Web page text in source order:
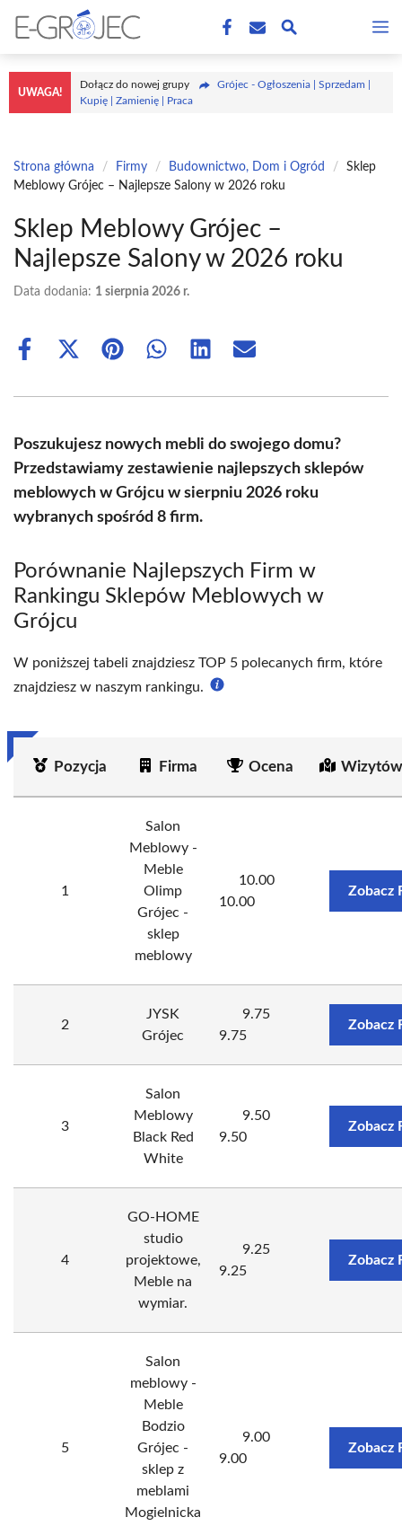
treści
UWAGA!
Dołącz do nowej grupy
Grójec - Ogłoszenia | Sprzedam |
Kupię | Zamienię | Praca
Strona główna / Firmy / Budownictwo, Dom i Ogród /
Sklep
Meblowy Grójec – Najlepsze Salony w 2026 roku
Sklep Meblowy Grójec –
Najlepsze Salony w 2026 roku
Data dodania: 1 sierpnia 2026 r.
Share
Share
(Twitter)
Share Share Share Share
Poszukujesz nowych mebli do swojego domu?
Przedstawiamy zestawienie najlepszych sklepów
meblowych w Grójcu w sierpniu 2026 roku
wybranych spośród 8 firm.
Porównanie Najlepszych Firm w
Rankingu Sklepów Meblowych w
Grójcu
W poniższej tabeli znajdziesz TOP 5 polecanych firm, które
znajdziesz w naszym rankingu.
Pozycja Firma Ocena
1
Salon
Meblowy -
Meble
Olimp
Grójec -
sklep
meblowy
10.00
10.00
Zobacz
2
JYSK
Grójec
9.75
9.75
Zobacz
3
Salon
Meblowy
Black Red
White
9.50
9.50
Zobacz
4
GO-HOME
studio
projektowe,
Meble na
wymiar.
9.25
9.25
Zobacz
5
Salon
meblowy -
Meble
Bodzio
Grójec -
sklep z
meblami
Mogielnicka
9.00
9.00
Zobacz